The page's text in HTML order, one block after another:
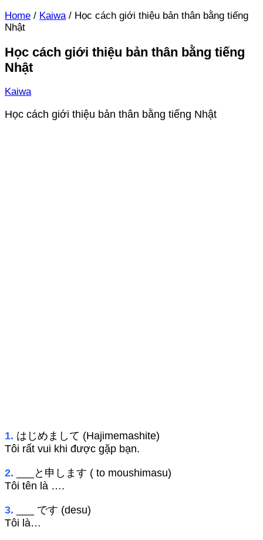
Home / Kaiwa / Học cách giới thiệu bản thân bằng tiếng
Nhật
Học cách giới thiệu bản thân bằng tiếng
Nhật
Kaiwa
Học cách giới thiệu bản thân bằng tiếng Nhật
1. はじめまして (Hajimemashite)
Tôi rất vui khi được gặp bạn.
2. ___と申します ( to moushimasu)
Tôi tên là ….
3. ___ です (desu)
Tôi là…